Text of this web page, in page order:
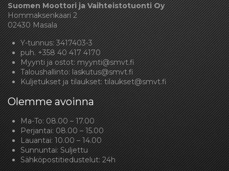
Suomen Moottori ja Vaihteistotuonti Oy
Hommaksenkaari 2
02430 Masala
Y-tunnus: 3417403-3
puh.+358 40 417 4170
Myynti ja ostot:myynti@smvt.fi
Taloushallinto:laskutus@smvt.fi
Kuljetukset ja tilaukset:tilaukset@smvt.fi
Olemme avoinna
Ma-To: 08.00 – 17.00
Perjantai: 08.00 – 15.00
Lauantai: 10.00 – 14.00
Sunnuntai: Suljettu
Sähköpostitiedustelut: 24h